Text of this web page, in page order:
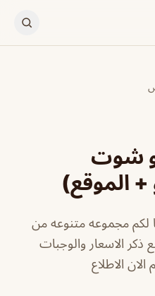
شوت
+ الموقع)
مجموعه متنوعه من
ذكر الاسعار والوجبات
الاطلاع